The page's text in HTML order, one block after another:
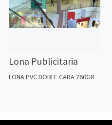
Lona Publicitaria
LONA PVC DOBLE CARA 760GR